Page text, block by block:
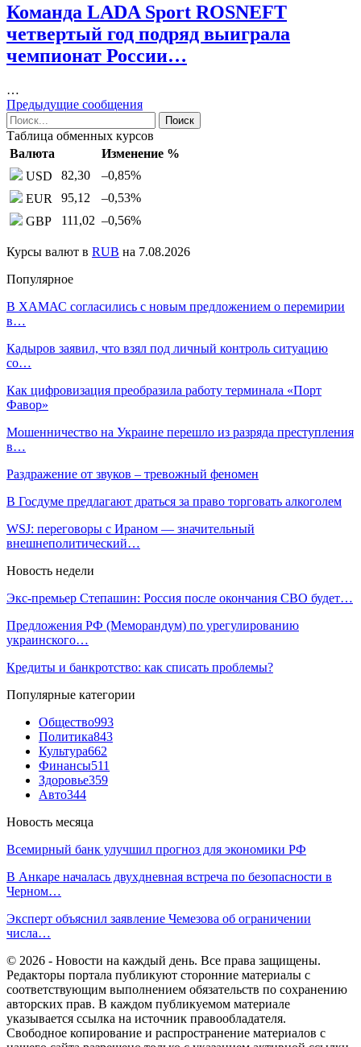
Команда LADA Sport ROSNEFT
четвертый год подряд выиграла
чемпионат России…
…
Предыдущие сообщения
Таблица обменных курсов
Валюта
Изменение %
USD
82,30 –0,85%
EUR
95,12 –0,53%
GBP
111,02 –0,56%
Курсы валют в RUB на 7.08.2026
Популярное
В ХАМАС согласились с новым предложением о перемирии
в…
Кадыров заявил, что взял под личный контроль ситуацию
со…
Как цифровизация преобразила работу терминала «Порт
Фавор»
Мошенничество на Украине перешло из разряда преступления
в…
Раздражение от звуков – тревожный феномен
В Госдуме предлагают драться за право торговать алкоголем
WSJ: переговоры с Ираном — значительный
внешнеполитический…
Новость недели
Экс-премьер Степашин: Россия после окончания СВО будет…
Предложения РФ (Меморандум) по урегулированию
украинского…
Кредиты и банкротство: как списать проблемы?
Популярные категории
Общество993
Политика843
Культура662
Финансы511
Здоровье359
Авто344
Новость месяца
Всемирный банк улучшил прогноз для экономики РФ
В Анкаре началась двухдневная встреча по безопасности в
Черном…
Эксперт объяснил заявление Чемезова об ограничении
числа…
© 2026 - Новости на каждый день. Все права защищены.
Редакторы портала публикуют сторонние материалы с
соответствующим выполнением обязательств по сохранению
авторских прав. В каждом публикуемом материале
указывается ссылка на источник правообладателя.
Свободное копирование и распространение материалов с